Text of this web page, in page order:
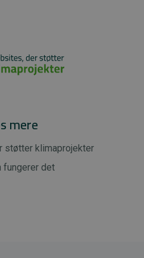
mere
støtter klimaprojekter
fungerer det